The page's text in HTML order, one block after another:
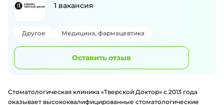
1 вакансия
Другое Медицина, фармацевтика
Оставить отзыв
Стоматологическая клиника «Тверской Доктор» с 2013 года
оказывает высококвалифицированные стоматологические